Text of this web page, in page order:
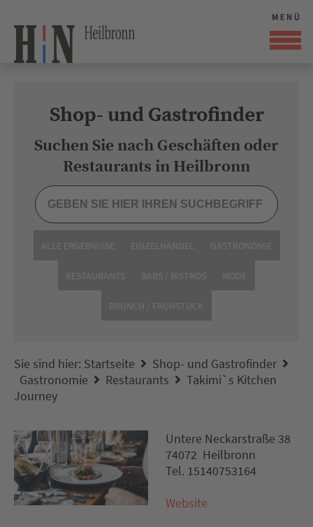
Shop- und Gastrofinder
Suchen Sie nach Geschäften oder
Restaurants in Heilbronn
ALLE ERGEBNISSE EINZELHANDEL GASTRONOMIE
RESTAURANTS BARS / BISTROS MODE
BRUNCH / FRÜHSTÜCK
Sie sind hier: Startseite
Shop- und Gastrofinder
Gastronomie
Restaurants
Takimi`s Kitchen
Journey
Untere Neckarstraße 38
74072 Heilbronn
Tel. 15140753164
Website